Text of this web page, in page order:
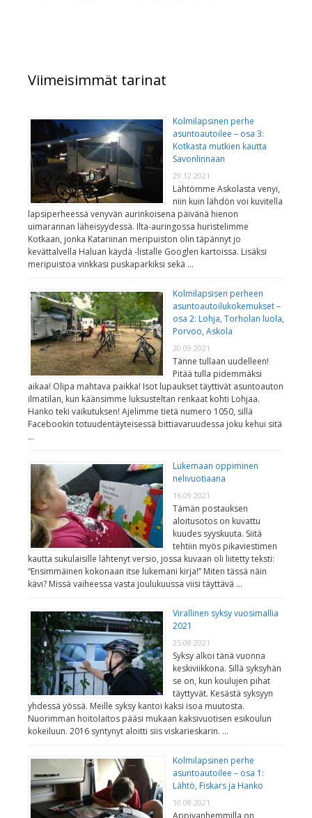
Viimeisimmät tarinat
Kolmilapsinen perhe
asuntoautoilee – osa 3:
Kotkasta mutkien kautta
Savonlinnaan
29.12.2021
Lähtömme Askolasta venyi,
niin kuin lähdön voi kuvitella
lapsiperheessä venyvän aurinkoisena päivänä hienon
uimarannan läheisyydessä. Ilta-auringossa huristelimme
Kotkaan, jonka Katariinan meripuiston olin täpännyt jo
kevättalvella Haluan käydä -listalle Googlen kartoissa. Lisäksi
meripuistoa vinkkasi puskaparkiksi sekä …
Kolmilapsisen perheen
asuntoautoilukokemukset –
osa 2: Lohja, Torholan luola,
Porvoo, Askola
20.09.2021
Tänne tullaan uudelleen!
Pitää tulla pidemmäksi
aikaa! Olipa mahtava paikka! Isot lupaukset täyttivät asuntoauton
ilmatilan, kun käänsimme luksusteltan renkaat kohti Lohjaa.
Hanko teki vaikutuksen! Ajelimme tietä numero 1050, sillä
Facebookin totuudentäyteisessä bittiavaruudessa joku kehui sitä
…
Lukemaan oppiminen
nelivuotiaana
16.09.2021
Tämän postauksen
aloitusotos on kuvattu
kuudes syyskuuta. Siitä
tehtiin myös pikaviestimen
kautta sukulaisille lähtenyt versio, jossa kuvaan oli liitetty teksti:
“Ensimmäinen kokonaan itse lukemani kirja!” Miten tässä näin
kävi? Missä vaiheessa vasta joulukuussa viisi täyttävä …
Virallinen syksy vuosimallia
2021
25.08.2021
Syksy alkoi tänä vuonna
keskiviikkona. Sillä syksyhän
se on, kun koulujen pihat
täyttyvät. Kesästä syksyyn
yhdessä yössä. Meille syksy kantoi kaksi isoa muutosta.
Nuorimman hoitolaitos pääsi mukaan kaksivuotisen esikoulun
kokeiluun. 2016 syntynyt aloitti siis viskarieskarin. …
Kolmilapsinen perhe
asuntoautoilee – osa 1:
Lähtö, Fiskars ja Hanko
10.08.2021
Appivanhemmilla on